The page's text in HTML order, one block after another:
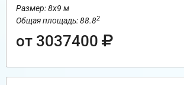
Размер: 8х9 м
Общая площадь: 88.82
от 3037400